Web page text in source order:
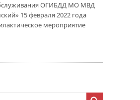
ОГИБДД МО МВД
15 февраля 2022 года
мероприятие